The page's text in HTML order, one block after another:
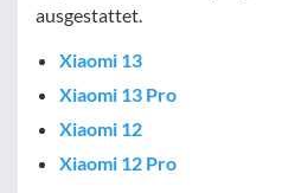
ausgestattet.
Xiaomi 13
Xiaomi 13 Pro
Xiaomi 12
Xiaomi 12 Pro